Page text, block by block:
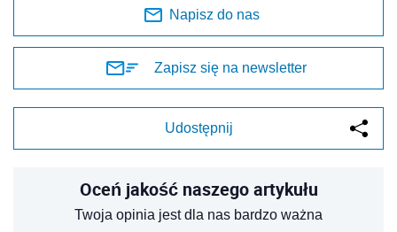
Napisz do nas
Zapisz się na newsletter
Udostępnij
Oceń jakość naszego artykułu
Twoja opinia jest dla nas bardzo ważna